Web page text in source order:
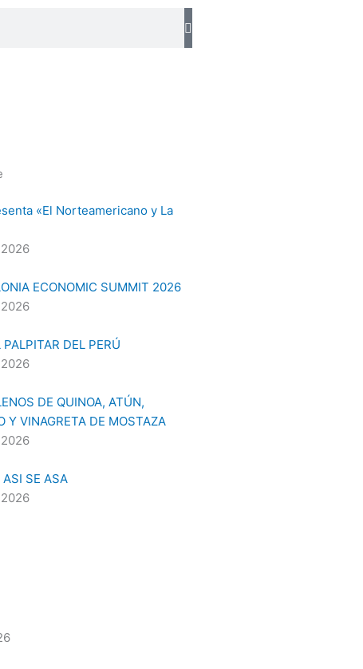
«El Norteamericano y La
ECONOMIC SUMMIT 2026
PALPITAR DEL PERÚ
DE QUINOA, ATÚN,
Y VINAGRETA DE MOSTAZA
SE ASA